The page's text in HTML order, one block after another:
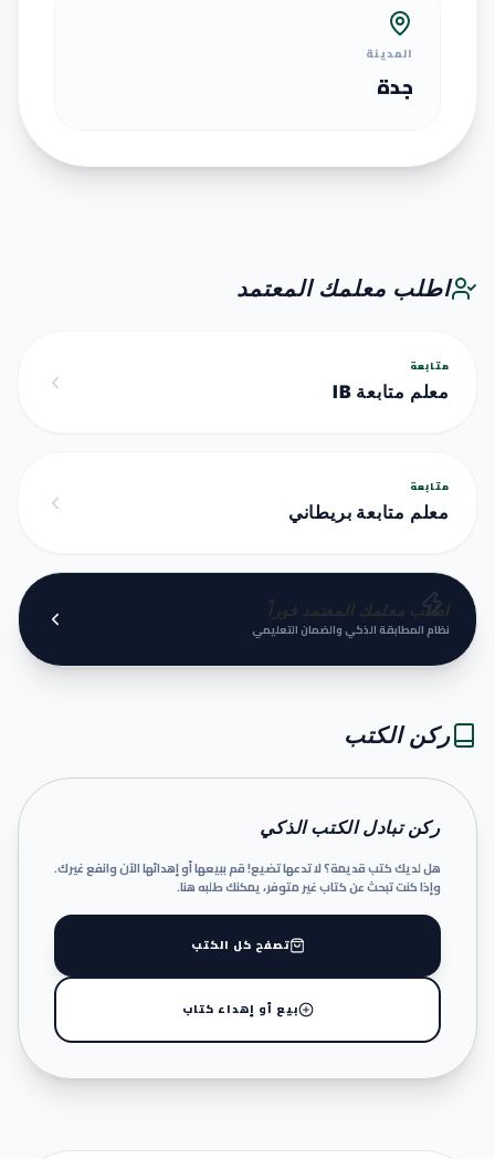
المدينة
جدة
اطلب معلمك المعتمد
متابعة
معلم متابعة IB
متابعة
معلم متابعة بريطاني
اطلب معلمك المعتمد فوراً
نظام المطابقة الذكي والضمان التعليمي
ركن الكتب
ركن تبادل الكتب الذكي
هل لديك كتب قديمة؟ لا تدعها تضيع! قم ببيعها أو إهدائها الآن وانفع غيرك.
وإذا كنت تبحث عن كتاب غير متوفر، يمكنك طلبه هنا.
تصفح كل الكتب
بيع أو إهداء كتاب